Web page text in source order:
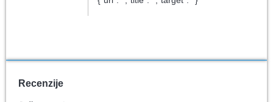
Recenzije